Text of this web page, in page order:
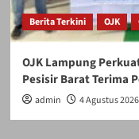
Berita Terkini OJK
OJK Lampung
Pesisir Barat Terima
admin 4 Agustus 2026